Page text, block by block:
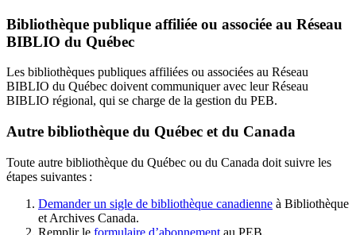
Bibliothèque publique affiliée ou associée au Réseau
BIBLIO du Québec
Les bibliothèques publiques affiliées ou associées au Réseau
BIBLIO du Québec doivent communiquer avec leur Réseau
BIBLIO régional, qui se charge de la gestion du PEB.
Autre bibliothèque du Québec et du Canada
Toute autre bibliothèque du Québec ou du Canada doit suivre les
étapes suivantes :
Demander un sigle de bibliothèque canadienne à Bibliothèque
et Archives Canada.
Remplir le formulaire d’abonnement au PEB.